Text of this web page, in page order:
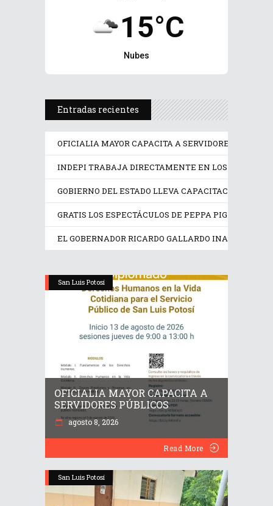
15°C
Nubes
Entradas recientes
OFICIALIA MAYOR CAPACITA A SERVIDORES
INDEPI TRABAJA DIRECTAMENTE EN LOS
GOBIERNO DEL ESTADO LLEVA CAPACITACIÓN
GRATIS LOS ESPECTÁCULOS DE PEPPA PIG Y
EL GOBERNADOR RICARDO GALLARDO INAUGURA
San Luis Potosí
OFICIALIA MAYOR CAPACITA A
SERVIDORES PÚBLICOS
agosto 8, 2026
Read More
San Luis Potosí